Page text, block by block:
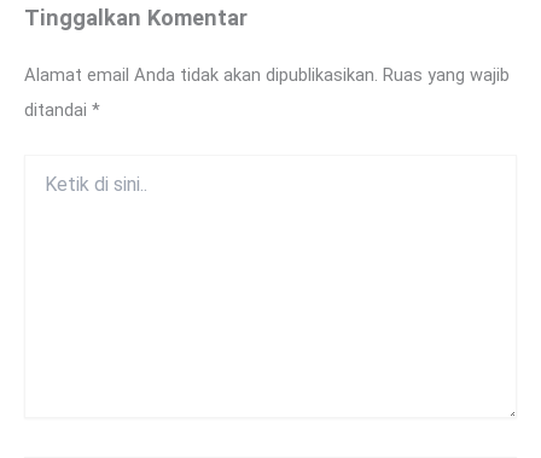
Tinggalkan Komentar
Alamat email Anda tidak akan dipublikasikan. Ruas yang wajib
ditandai *